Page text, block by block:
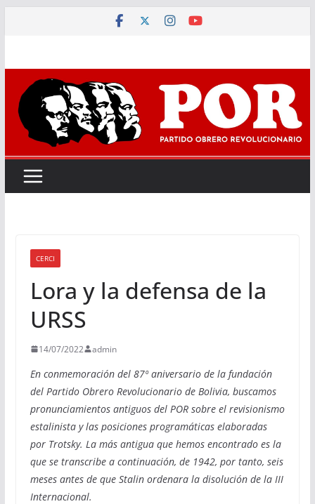
CERCI
Lora y la defensa de la
URSS
14/07/2022 admin
En conmemoración del 87º aniversario de la fundación
del Partido Obrero Revolucionario de Bolivia, buscamos
pronunciamientos antiguos del POR sobre el revisionismo
estalinista y las posiciones programáticas elaboradas
por Trotsky. La más antigua que hemos encontrado es la
que se transcribe a continuación, de 1942, por tanto, seis
meses antes de que Stalin ordenara la disolución de la III
Internacional.